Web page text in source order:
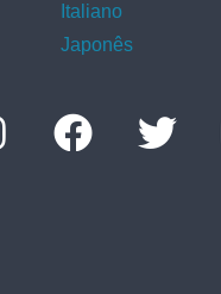
Italiano
Japonês